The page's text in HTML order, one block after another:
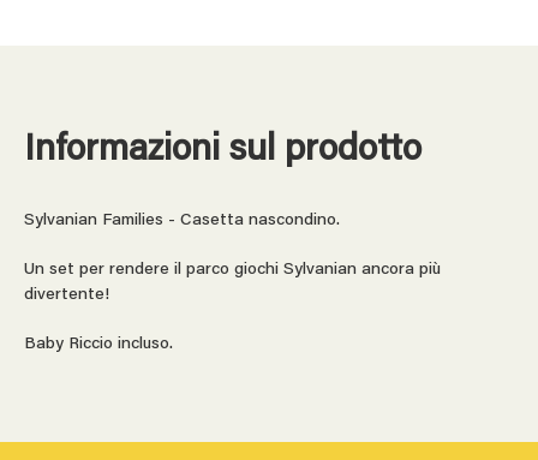
Informazioni sul prodotto
Sylvanian Families - Casetta nascondino.
Un set per rendere il parco giochi Sylvanian ancora più
divertente!
Baby Riccio incluso.